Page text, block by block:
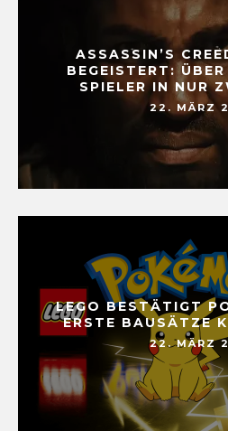
ASSASSIN’S
BEGEISTERT:
SPIELER IN NUR
22. MÄRZ
LEGO BESTÄTIGT
ERSTE BAUSÄTZE
22. MÄRZ